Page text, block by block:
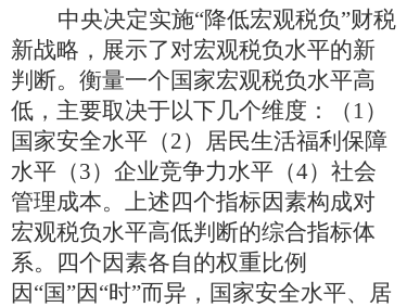
中央决定实施“降低宏观税负”财税
新战略，展示了对宏观税负水平的新
判断。衡量一个国家宏观税负水平高
低，主要取决于以下几个维度：（ 1 ）
国家安全水平（2）居民生活福利保障
水平（3）企业竞争力水平（4）社会
管理成本。上述四个指标因素构成对
宏观税负水平高低判断的综合指标体
系。四个因素各自的权重比例
因“国”因“时”而异，国家安全水平、居